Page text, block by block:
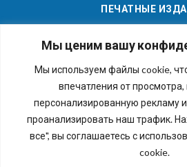
Мы ценим вашу
Мы используем файлы cookie,
впечатления от
персонализированную рекламу
проанализировать наш трафик.
все", вы соглашаетесь с
cookie.
ПЕЧАТНЫЕ
Последние номера
Copyright © 2026